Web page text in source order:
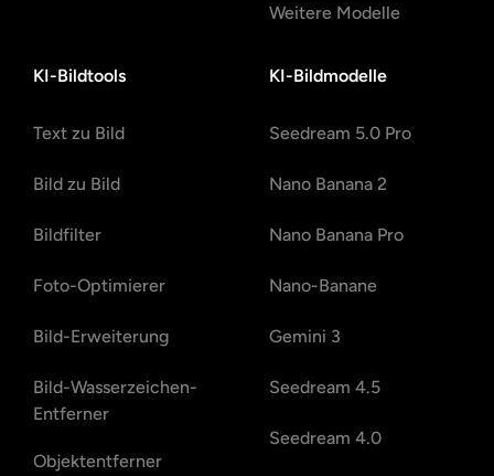
Weitere Modelle
KI-Bildtools
Text zu Bild
Bild zu Bild
Bildfilter
Foto-Optimierer
Bild-Erweiterung
Bild-Wasserzeichen-
Entferner
Objektentferner
KI-Bildmodelle
Seedream 5.0 Pro
Nano Banana 2
Nano Banana Pro
Nano-Banane
Gemini 3
Seedream 4.5
Seedream 4.0